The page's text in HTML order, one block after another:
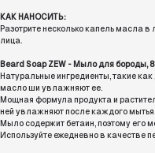
КАК НАНОСИТЬ:
Разотрите несколько капель масла
лица.
Beard Soap ZEW - Мыло для бороды,
Натуральные ингредиенты, такие
масло ши увлажняют ее.
Мощная формула продукта и
ней увлажняют после каждого мытья.
Мыло содержит бетаин, поэтому его
Используйте ежедневно в качестве